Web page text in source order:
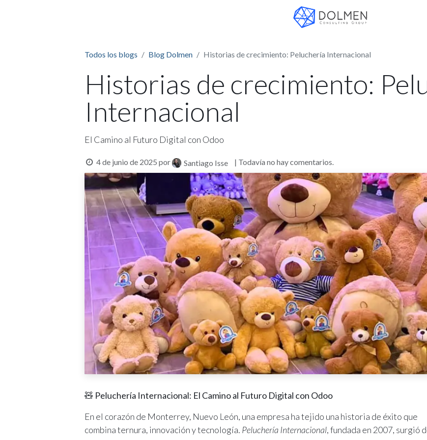
Todos los blogs Blog Dolmen Historias de crecimiento: Peluchería Internacional
Historias de crecimiento:
Internacional
El Camino al Futuro Digital con Odoo
4 de junio de 2025 por Santiago Isse | Todavía no hay comentarios.
🧸 Peluchería Internacional: El Camino al Futuro Digital con Odoo
En el corazón de Monterrey, Nuevo León, una empresa ha tejido una historia de éxito que
combina ternura, innovación y tecnología. Peluchería Internacional, fundada en 2007, surgió